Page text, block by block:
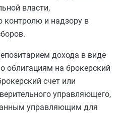
власти,
и надзору в
дохода в виде
облигациям на брокерский
счет или
управляющего,
управляющим для